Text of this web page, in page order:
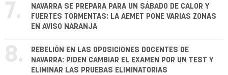
7.
NAVARRA SE PREPARA PARA UN SÁBADO DE CALOR Y
FUERTES TORMENTAS: LA AEMET PONE VARIAS ZONAS
EN AVISO NARANJA
8.
REBELIÓN EN LAS OPOSICIONES DOCENTES DE
NAVARRA: PIDEN CAMBIAR EL EXAMEN POR UN TEST Y
ELIMINAR LAS PRUEBAS ELIMINATORIAS